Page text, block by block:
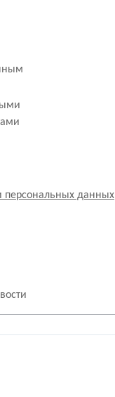
персональных данных